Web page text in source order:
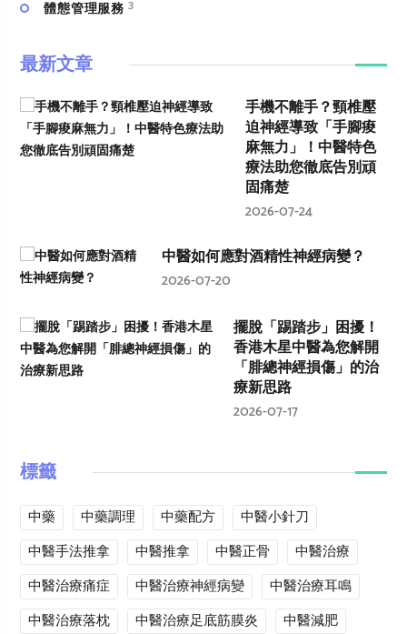
體態管理服務 3
最新文章
手機不離手？頸椎壓
迫神經導致「手腳痠
麻無力」！中醫特色
療法助您徹底告別頑
固痛楚
2026-07-24
中醫如何應對酒精性神經病變？
2026-07-20
擺脫「踢踏步」困擾！
香港木星中醫為您解開
「腓總神經損傷」的治
療新思路
2026-07-17
標籤
中藥 中藥調理 中藥配方
中醫小針刀
中醫手法推拿
中醫推拿 中醫正骨
中醫治療
中醫治療痛症
中醫治療神經病變
中醫治療耳鳴
中醫治療落枕
中醫治療足底筋膜炎
中醫減肥